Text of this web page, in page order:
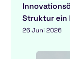
Struktur ein
26 Juni 2026